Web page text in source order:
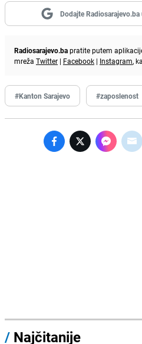
Dodajte
Radiosarajevo.bapratite putem
mreža Twitter | Facebook | Instagram,
#Kanton Sarajevo #zaposlenost
/ Najčitanije